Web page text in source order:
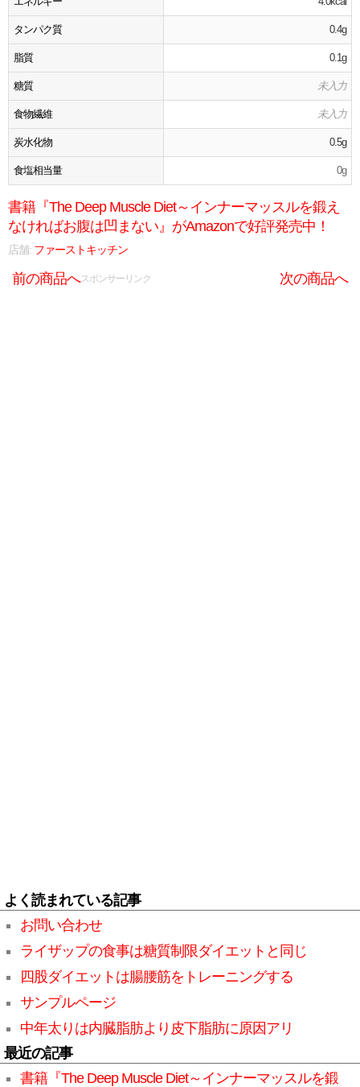
タンパク質 0.4g
脂質 0.1g
糖質 未入力
食物繊維 未入力
炭水化物 0.5g
食塩相当量 0g
書籍『The Deep Muscle Diet～インナーマッスルを鍛え
なければお腹は凹まない』がAmazonで好評発売中！
店舗: ファーストキッチン
前の商品へ 次の商品へ
スポンサーリンク
よく読まれている記事
お問い合わせ
ライザップの食事は糖質制限ダイエットと同じ
四股ダイエットは腸腰筋をトレーニングする
サンプルページ
中年太りは内臓脂肪より皮下脂肪に原因アリ
最近の記事
書籍『The Deep Muscle Diet～インナーマッスルを鍛